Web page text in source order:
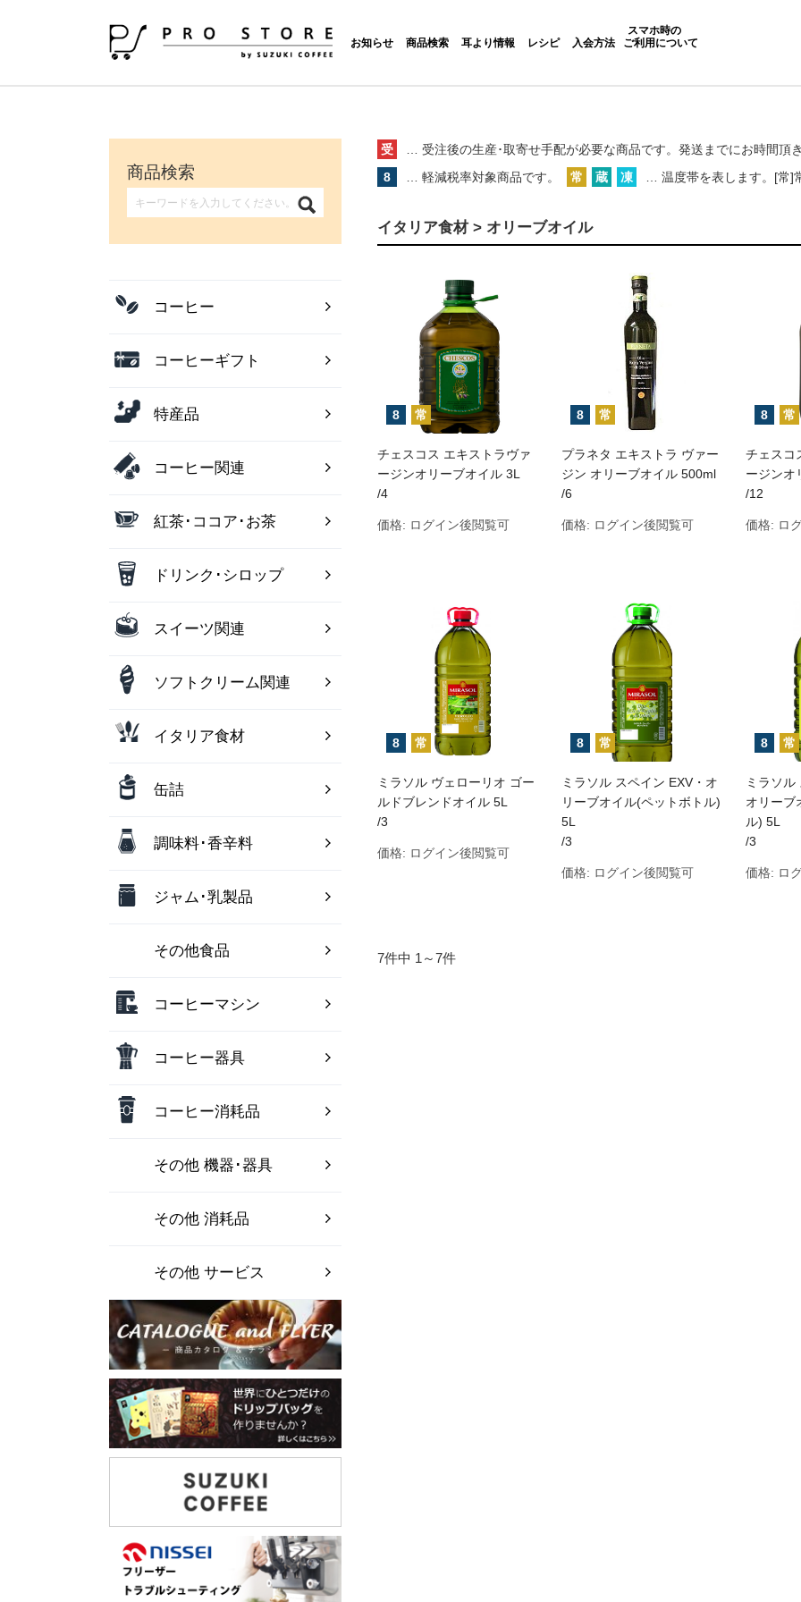
お知らせ 商品検索 耳より情報 レシピ 入会方法
スマホ時の
ご利用について
受 … 受注後の生産･取寄せ手配が必要な商品です。 発送までにお時間頂
8
… 軽減税率対象商品です。 常 蔵 凍 … 温度帯を表します。[常]
イタリア食材 > オリーブオイル
8 常
チェスコス エキストラヴァ
ージンオリーブオイル 3L
/4
価格: ログイン後閲覧可
8 常
プラネタ エキストラ ヴァー
ジン オリーブオイル 500ml
/6
価格: ログイン後閲覧可
8 常
チェスコ
ージンオ
/12
価格: ロ
8 常
ミラソル ヴェローリオ ゴー
ルドブレンドオイル 5L
/3
価格: ログイン後閲覧可
8 常
ミラソル スペイン EXV・オ
リーブオイル(ペットボトル)
5L
/3
価格: ログイン後閲覧可
8 常
ミラソル
オリーブ
ル) 5L
/3
価格: ロ
7件中 1～7件
商品検索
コーヒー
コーヒーギフト
特産品
コーヒー関連
紅茶･ココア･お茶
ドリンク･シロップ
スイーツ関連
ソフトクリーム関連
イタリア食材
缶詰
調味料･香辛料
ジャム･乳製品
その他食品
コーヒーマシン
コーヒー器具
コーヒー消耗品
その他 機器･器具
その他 消耗品
その他 サービス